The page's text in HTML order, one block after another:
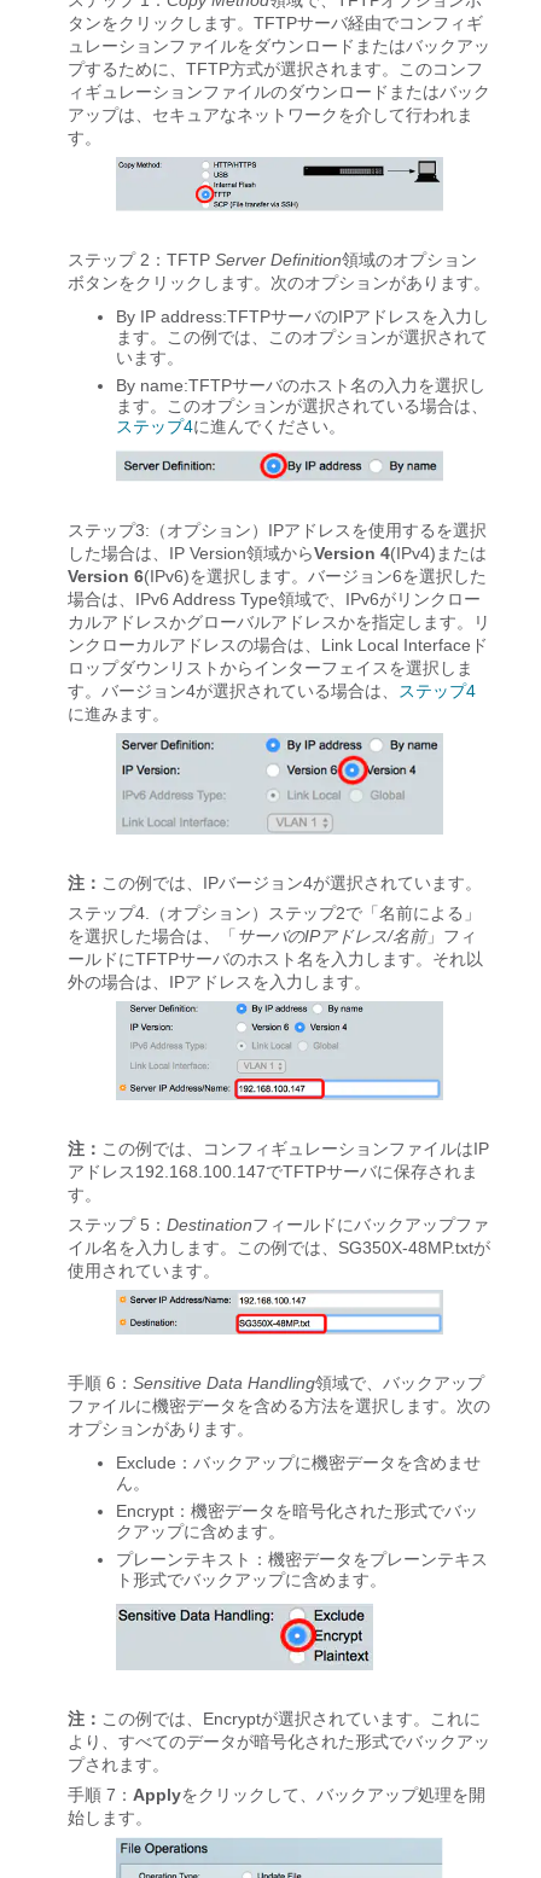
タンをクリックします。TFTPサーバ経由でコンフィギ
ュレーションファイルをダウンロードまたはバックアッ
プするために、TFTP方式が選択されます。このコンフ
ィギュレーションファイルのダウンロードまたはバック
アップは、セキュアなネットワークを介して行われま
す。
ステップ 2：TFTP Server Definition領域のオプション
ボタンをクリックします。次のオプションがあります。
By IP address:TFTPサーバのIPアドレスを入力し
ます。この例では、このオプションが選択されて
います。
By name:TFTPサーバのホスト名の入力を選択し
ます。このオプションが選択されている場合は、
ステップ4に進んでください。
ステップ3:（オプション）IPアドレスを使用するを選択
した場合は、IP Version領域からVersion 4(IPv4)または
Version 6(IPv6)を選択します。バージョン6を選択した
場合は、IPv6 Address Type領域で、IPv6がリンクロー
カルアドレスかグローバルアドレスかを指定します。リ
ンクローカルアドレスの場合は、Link Local Interfaceド
ロップダウンリストからインターフェイスを選択しま
す。バージョン4が選択されている場合は、
ステップ4
に進みます。
注： この例では、IPバージョン4が選択されています。
ステップ4. （オプション）ステップ2で「名前による」
を選択した場合は、「 サーバのIPアドレス/名前」フィ
ールドにTFTPサーバのホスト名を入力します。それ以
外の場合は、IPアドレスを入力します。
注： この例では、コンフィギュレーションファイルはIP
アドレス192.168.100.147でTFTPサーバに保存されま
す。
ステップ 5： Destinationフィールドにバックアップファ
イル名を入力します。この例では、SG350X-48MP.txtが
使用されています。
手順 6： Sensitive Data Handling領域で、バックアップ
ファイルに機密データを含める方法を選択します。次の
オプションがあります。
Exclude ：バックアップに機密データを含めませ
ん。
Encrypt ：機密データを暗号化された形式でバッ
クアップに含めます。
プレーンテキスト ：機密データをプレーンテキス
ト形式でバックアップに含めます。
注： この例では、Encryptが選択されています。これに
より、すべてのデータが暗号化された形式でバックアッ
プされます。
手順 7： Applyをクリックして、バックアップ処理を開
始します。